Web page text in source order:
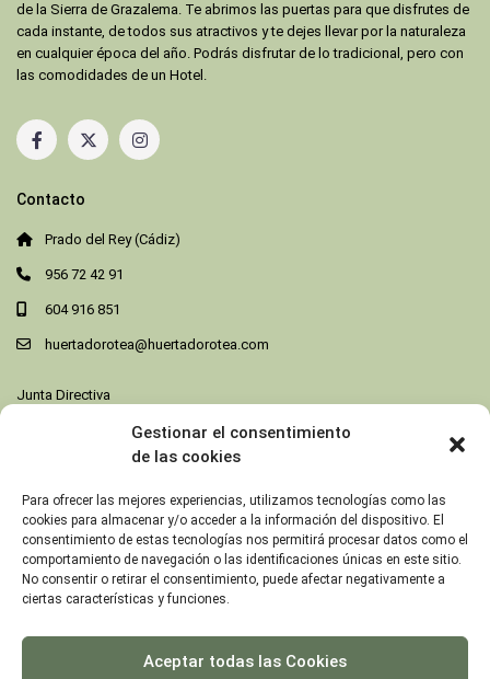
Gestionar el consentimiento
de las cookies
Para ofrecer las mejores experiencias, utilizamos tecnologías como las
cookies para almacenar y/o acceder a la información del dispositivo. El
consentimiento de estas tecnologías nos permitirá procesar datos como el
comportamiento de navegación o las identificaciones únicas en este sitio.
No consentir o retirar el consentimiento, puede afectar negativamente a
ciertas características y funciones.
Aceptar todas las Cookies
de la Sierra de Grazalema. Te abrimos las puertas para que disfrutes de
cada instante, de todos sus atractivos y te dejes llevar por la naturaleza
en cualquier época del año. Podrás disfrutar de lo tradicional, pero con
las comodidades de un Hotel.
Contacto
Prado del Rey (Cádiz)
956 72 42 91
604 916 851
huertadorotea@huertadorotea.com
Junta Directiva
Prado del Rey
/noche
Cabaña Taramilla – 2 Personas
/noche